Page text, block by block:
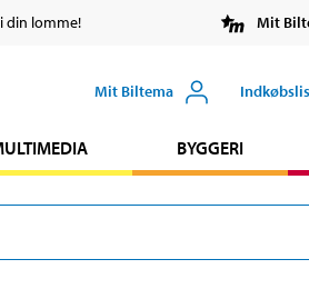
din lomme! Mit
Mit Biltema
BYGGERI